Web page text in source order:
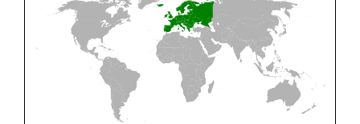
Elampus bidens(Förster, 1853)
Elampus cecchiniae (Semenov, 1967)
Elampus constrictus
(Förster, 1853)
Elampus foveatus
(Mocsáry, 1914)
(Buysson, 1892)
(Fabricius, 1804)
(Dahlbom, 1854)
(Semenov, 1967)
(Förster, 1853)